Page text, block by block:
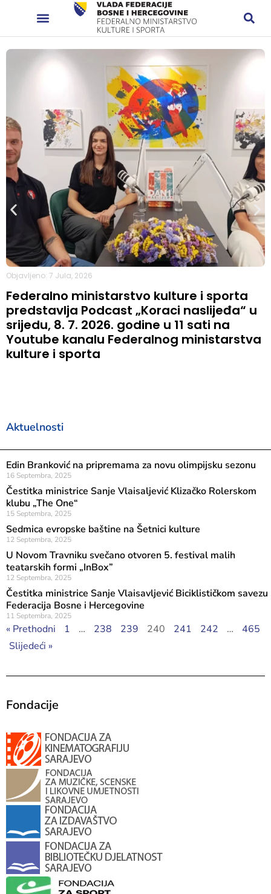
Objavljeno: 7 Jula, 2026
Federalno ministarstvo kulture i sporta
predstavlja Podcast „Koraci naslijeđa“ u
srijedu, 8. 7. 2026. godine u 11 sati na
Youtube kanalu Federalnog ministarstva
kulture i sporta
Aktuelnosti
Edin Branković na pripremama za novu olimpijsku sezonu
16 Septembra, 2025
Čestitka ministrice Sanje Vlaisaljević Klizačko Rolerskom
klubu „The One“
15 Septembra, 2025
Sedmica evropske baštine na Šetnici kulture
12 Septembra, 2025
U Novom Travniku svečano otvoren 5. festival malih
teatarskih formi „InBox”
12 Septembra, 2025
Čestitka ministrice Sanje Vlaisavljević Biciklističkom savezu
Federacija Bosne i Hercegovine
11 Septembra, 2025
« Prethodni 1 … 238 239 240 241 242 …
465
Slijedeći »
Fondacije